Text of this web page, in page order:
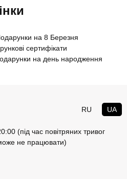
на 8 Березня
сертифікати
на день народження
RU UA
(під час повітряних тривог
може не працювати)